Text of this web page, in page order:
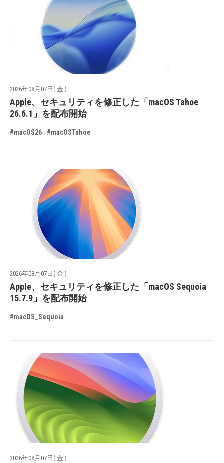
2026年08月07日( 金 )
Apple、セキュリティを修正した「macOS Tahoe
26.6.1」を配布開始
#macOS26 #macOSTahoe
2026年08月07日( 金 )
Apple、セキュリティを修正した「macOS Sequoia
15.7.9」を配布開始
#macOS_Sequoia
2026年08月07日( 金 )